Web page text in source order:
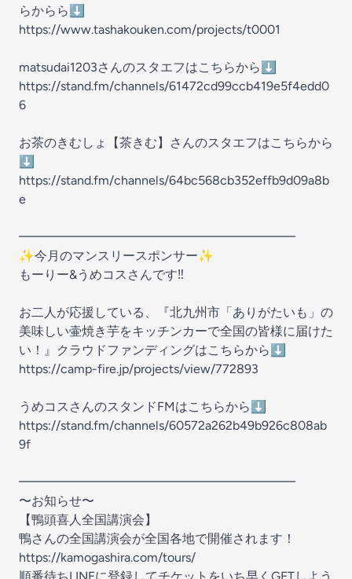
らからら⬇️
https://www.tashakouken.com/projects/t0001
matsudai1203さんのスタエフはこちらから⬇️
https://stand.fm/channels/61472cd99ccb419e5f4edd0
6
お茶のきむしょ【茶きむ】さんのスタエフはこちらから
⬇️
https://stand.fm/channels/64bc568cb352effb9d09a8b
e
━━━━━━━━━━━━━━━━━━━━━━
✨今月のマンスリースポンサー✨
もーりー&うめコスさんです‼️
お二人が応援している、『北九州市「ありがたいも」の
美味しい壷焼き芋をキッチンカーで全国の皆様に届けた
い！』クラウドファンディングはこちらから⬇️
https://camp-fire.jp/projects/view/772893
うめコスさんのスタンドFMはこちらから⬇️
https://stand.fm/channels/60572a262b49b926c808ab
9f
━━━━━━━━━━━━━━━━━━━━━━
〜お知らせ〜
【鴨頭喜人全国講演会】
鴨さんの全国講演会が全国各地で開催されます！
https://kamogashira.com/tours/